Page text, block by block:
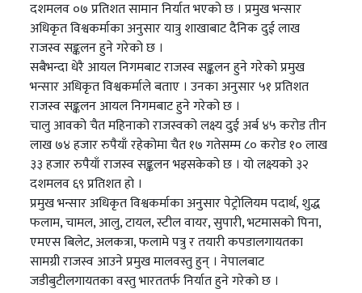
दशमलव ०७ प्रतिशत सामान निर्यात भएको छ । प्रमुख भन्सार
अधिकृत विश्वकर्माका अनुसार यात्रु शाखाबाट दैनिक दुई लाख
राजस्व सङ्कलन हुने गरेको छ ।
सबैभन्दा धेरै आयल निगमबाट राजस्व सङ्कलन हुने गरेको प्रमुख
भन्सार अधिकृत विश्वकर्माले बताए । उनका अनुसार ५१ प्रतिशत
राजस्व सङ्कलन आयल निगमबाट हुने गरेको छ ।
चालु आवको चैत महिनाको राजस्वको लक्ष्य दुई अर्ब ४५ करोड तीन
लाख ७४ हजार रुपैयाँ रहेकोमा चैत १७ गतेसम्म ८० करोड १० लाख
३३ हजार रुपैयाँ राजस्व सङ्कलन भइसकेको छ । यो लक्ष्यको ३२
दशमलव ६९ प्रतिशत हो ।
प्रमुख भन्सार अधिकृत विश्वकर्माका अनुसार पेट्रोलियम पदार्थ, शुद्ध
फलाम, चामल, आलु, टायल, स्टील वायर, सुपारी, भटमासको पिना,
एमएस बिलेट, अलकत्रा, फलामे पत्रु र तयारी कपडालगायतका
सामग्री राजस्व आउने प्रमुख मालवस्तु हुन् । नेपालबाट
जडीबुटीलगायतका वस्तु भारततर्फ निर्यात हुने गरेको छ ।